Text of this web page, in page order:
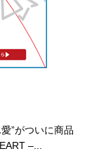
”がついに商品
–...